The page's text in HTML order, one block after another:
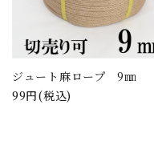
ジュート麻ロープ 9㎜
99円(税込)